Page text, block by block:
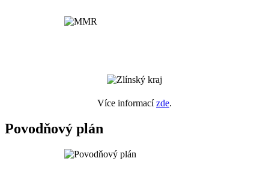
Více informacízde.
Povodňový plán